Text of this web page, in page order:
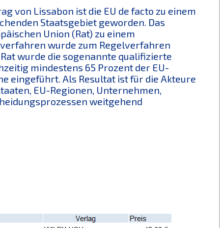
von Lissabon ist die EU de facto zu einem
Staatsgebiet geworden. Das
Union (Rat) zu einem
wurde zum Regelverfahren
wurde die sogenannte qualifizierte
mindestens 65 Prozent der EU-
eingeführt. Als Resultat ist für die Akteure
EU-Regionen, Unternehmen,
weitgehend